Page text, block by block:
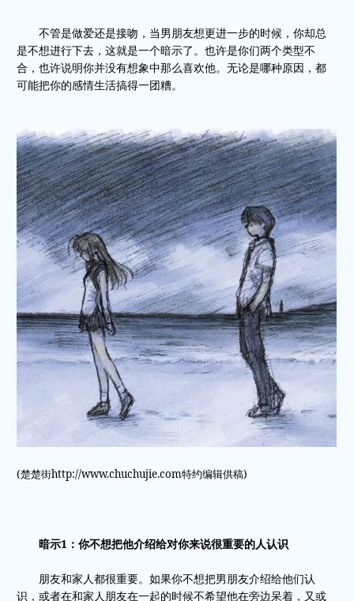
不管是做爱还是接吻，当男朋友想更进一步的时候，你却总
是不想进行下去，这就是一个暗示了。也许是你们两个类型不
合，也许说明你并没有想象中那么喜欢他。无论是哪种原因，都
可能把你的感情生活搞得一团糟。
(楚楚街http://www.chuchujie.com特约编辑供稿)
暗示1：你不想把他介绍给对你来说很重要的人认识
朋友和家人都很重要。如果你不想把男朋友介绍给他们认
识，或者在和家人朋友在一起的时候不希望他在旁边呆着，又或